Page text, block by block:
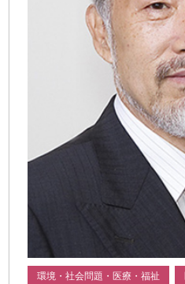
環境・社会問題・医療・福祉